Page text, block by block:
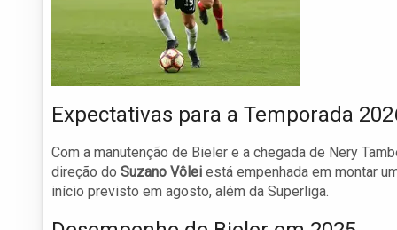
Expectativas para a Temporada
Com a manutenção de Bieler e a chegada de Nery
direção do Suzano Vôlei está empenhada em montar
início previsto em agosto, além da Superliga.